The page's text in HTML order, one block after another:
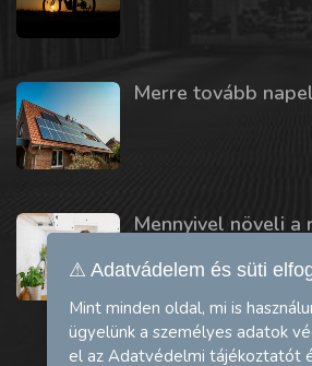
Merre tovább
Mennyivel növeli a
⚠ Adatvádelem és süti
Mint minden oldal, mi is
ügyelünk a személyes adatok
el az Adatvédelmi tájékoztatót